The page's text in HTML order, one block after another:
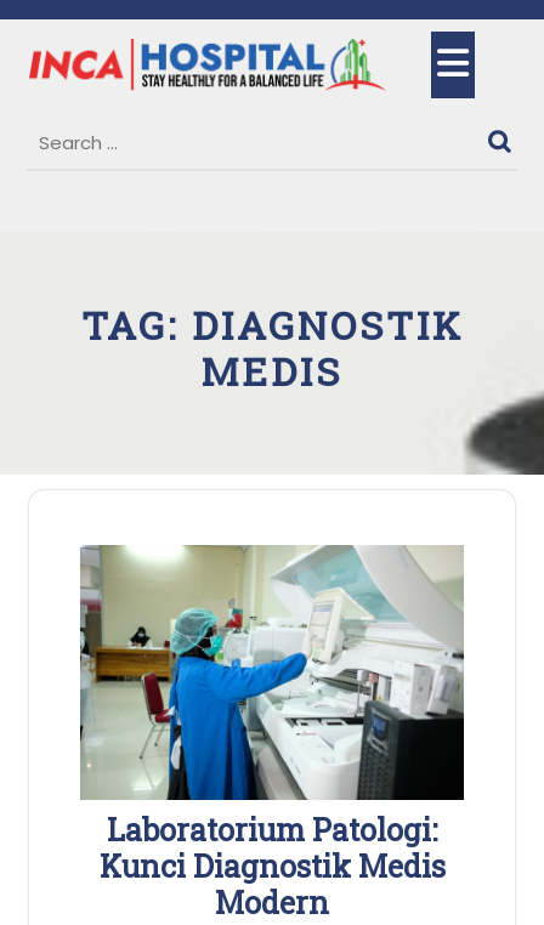
content
TAG: DIAGNOSTIK
MEDIS
Laboratorium Patologi:
Kunci Diagnostik Medis
Modern